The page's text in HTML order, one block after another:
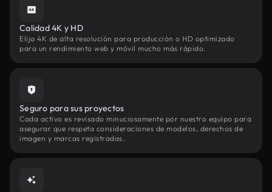
Calidad 4K y HD
Elija 4K de alta resolución para producción o HD optimizado
para un rendimiento web y móvil mucho más rápido.
Seguro para sus proyectos
Cada activo es revisado minuciosamente por nuestro equipo para
asegurar que respeta consideraciones de modelos, derechos de
imagen y marcas registradas.